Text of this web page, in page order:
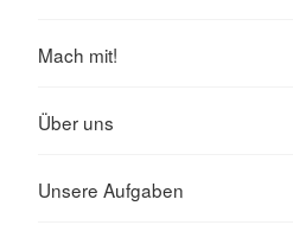
Mach mit!
Über uns
Unsere Aufgaben